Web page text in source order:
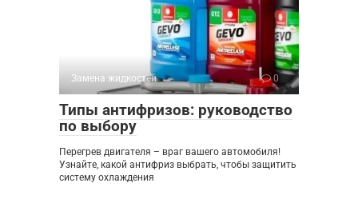
Замена жидкостей 0
Типы антифризов: руководство
по выбору
Перегрев двигателя – враг вашего автомобиля!
Узнайте, какой антифриз выбрать, чтобы защитить
систему охлаждения